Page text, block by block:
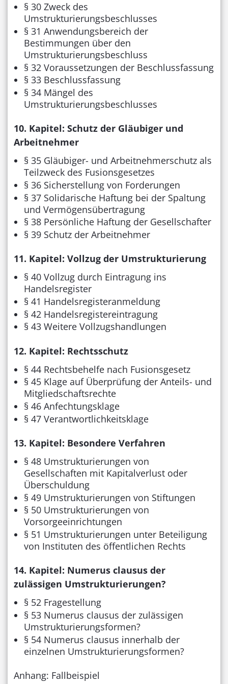
§ 30 Zweck des
Umstrukturierungsbeschlusses
§ 31 Anwendungsbereich der
Bestimmungen über den
Umstrukturierungsbeschluss
§ 32 Voraussetzungen der Beschlussfassung
§ 33 Beschlussfassung
§ 34 Mängel des
Umstrukturierungsbeschlusses
10. Kapitel: Schutz der Gläubiger und
Arbeitnehmer
§ 35 Gläubiger- und Arbeitnehmerschutz als
Teilzweck des Fusionsgesetzes
§ 36 Sicherstellung von Forderungen
§ 37 Solidarische Haftung bei der Spaltung
und Vermögensübertragung
§ 38 Persönliche Haftung der Gesellschafter
§ 39 Schutz der Arbeitnehmer
11. Kapitel: Vollzug der Umstrukturierung
§ 40 Vollzug durch Eintragung ins
Handelsregister
§ 41 Handelsregisteranmeldung
§ 42 Handelsregistereintragung
§ 43 Weitere Vollzugshandlungen
12. Kapitel: Rechtsschutz
§ 44 Rechtsbehelfe nach Fusionsgesetz
§ 45 Klage auf Überprüfung der Anteils- und
Mitgliedschaftsrechte
§ 46 Anfechtungsklage
§ 47 Verantwortlichkeitsklage
13. Kapitel: Besondere Verfahren
§ 48 Umstrukturierungen von
Gesellschaften mit Kapitalverlust oder
Überschuldung
§ 49 Umstrukturierungen von Stiftungen
§ 50 Umstrukturierungen von
Vorsorgeeinrichtungen
§ 51 Umstrukturierungen unter Beteiligung
von Instituten des öffentlichen Rechts
14. Kapitel: Numerus clausus der
zulässigen Umstrukturierungen?
§ 52 Fragestellung
§ 53 Numerus clausus der zulässigen
Umstrukturierungsformen?
§ 54 Numerus clausus innerhalb der
einzelnen Umstrukturierungsformen?
Anhang: Fallbeispiel